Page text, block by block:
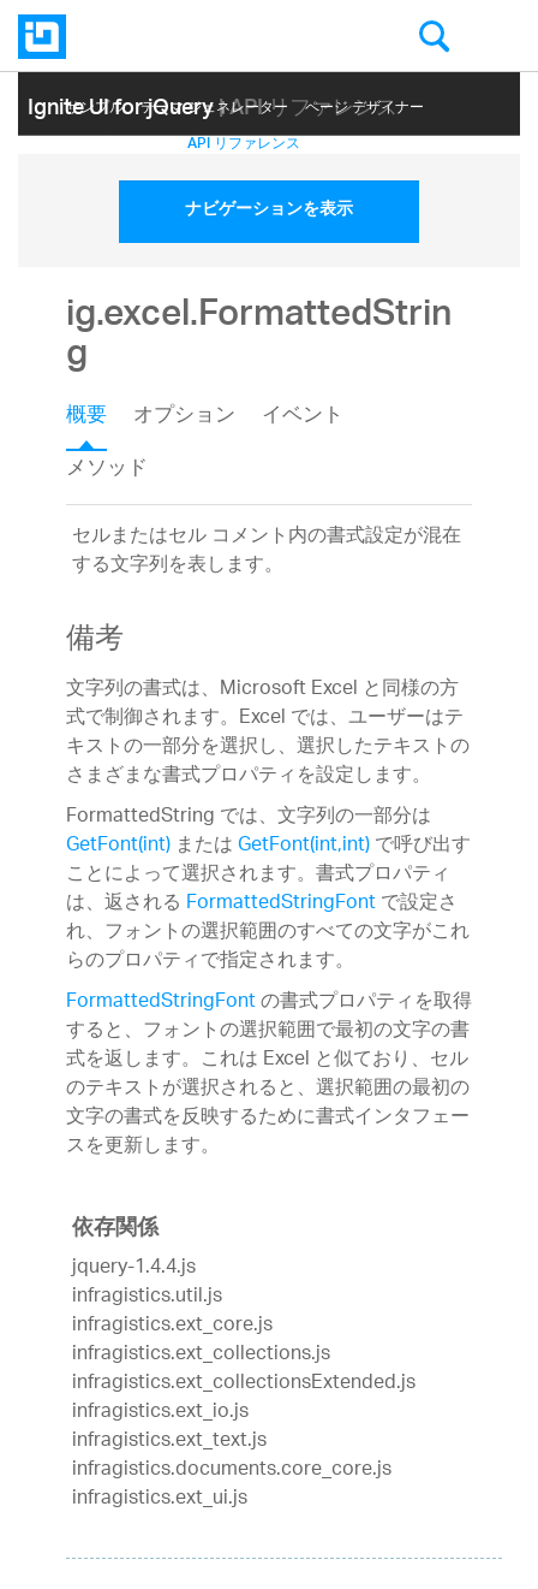
Ignite UI for jQuery| API リファレンス
サンプル テーマ ジェネレーター ページ デザイナー
ヘルプ トピック API リファレンス
ナビゲーションを表示
ig.excel.FormattedStrin
g
概要 オプション
イベント
メソッド
セルまたはセル コメント内の書式設定が混在
する文字列を表します。
備考
文字列の書式は、Microsoft Excel と同様の方
式で制御されます。Excel では、ユーザーはテ
キストの一部分を選択し、選択したテキストの
さまざまな書式プロパティを設定します。
FormattedString では、文字列の一部分は
GetFont(int) またはGetFont(int,int)で呼び出す
ことによって選択されます。書式プロパティ
は、返される FormattedStringFontで設定さ
れ、フォントの選択範囲のすべての文字がこれ
らのプロパティで指定されます。
FormattedStringFontの書式プロパティを取得
すると、フォントの選択範囲で最初の文字の書
式を返します。これは Excel と似ており、セル
のテキストが選択されると、選択範囲の最初の
文字の書式を反映するために書式インタフェー
スを更新します。
依存関係
jquery-1.4.4.js
infragistics.util.js
infragistics.ext_core.js
infragistics.ext_collections.js
infragistics.ext_collectionsExtended.js
infragistics.ext_io.js
infragistics.ext_text.js
infragistics.documents.core_core.js
infragistics.ext_ui.js